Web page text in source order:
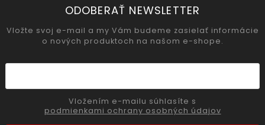
ODOBERAŤ NEWSLETTER
Vložte svoj e-mail a my Vám budeme zasielať informácie
o nových produktoch na našom e-shope.
podmienkami ochrany osobných údajov